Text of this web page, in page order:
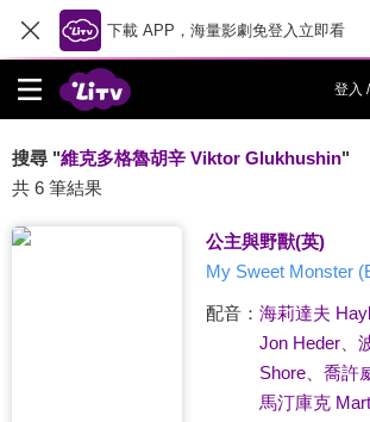
下載 APP，海量影劇免登入立即看
登入
搜尋 "維克多格魯胡辛 Viktor Glukhushin"
共 6 筆結果
公主與野獸(英)
My Sweet Monster
配音： 海莉達夫
Jon Heder、
Shore、 喬許
馬汀庫克